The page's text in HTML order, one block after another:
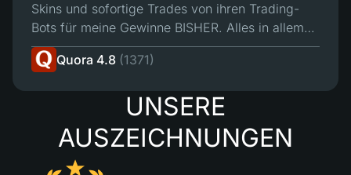
Skins und sofortige Trades von ihren Trading-
Bots für meine Gewinne BISHER. Alles in allem
bisher so gut. Ich denke, mein einziger
"Beschwerdepunkt" ist, dass ich mir wünschen
Skins für Einzahlungen akzeptieren. 4/5 - Ich
bisher scheint."
Quora 4.8 (1371)
UNSERE
AUSZEICHNUNGEN